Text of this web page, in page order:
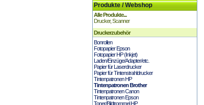
Produkte / Webshop
Alle Produkte...
Drucker, Scanner
Druckerzubehör
Bonrollen
Fotopapier Epson
Fotopapier HP (Inkjet)
Laden/Einzüge/Adapter/etc.
Papier für Laserdrucker
Papier für Tintenstrahldrucker
Tintenpatronen HP
Tintenpatronen Brother
Tintenpatronen Canon
Tintenpatronen Epson
Toner/Bildtrommel HP